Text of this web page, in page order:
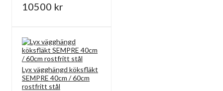
10500 kr
Lyx vägghängd köksfläkt
SEMPRE 40cm / 60cm
rostfritt stål